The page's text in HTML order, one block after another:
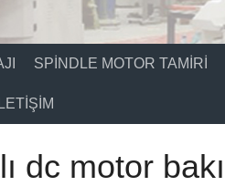
SPINDLE MOTOR TAMIRI
İLETIŞIM
dc motor